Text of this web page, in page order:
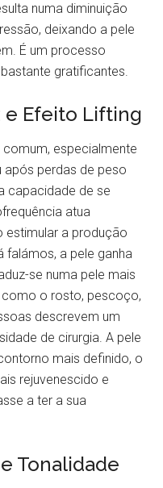
numa diminuição
deixando a pele
É um processo
gratificantes.
e Efeito Lifting
especialmente
após perdas de peso
capacidade de se
atua
estimular a produção
falámos, a pele ganha
se numa pele mais
o rosto, pescoço,
descrevem um
de cirurgia. A pele
mais definido, o
rejuvenescido e
a ter a sua
Tonalidade